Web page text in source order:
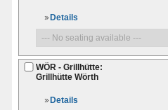
Details
WÖR - Grillhütte:
Grillhütte Wörth
Details